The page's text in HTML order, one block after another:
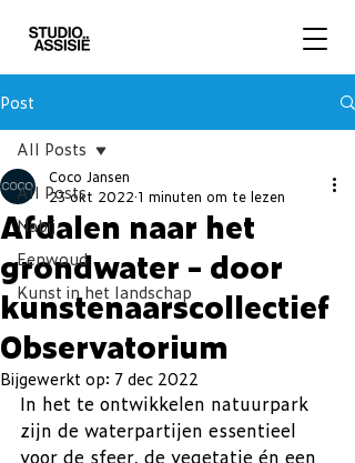
Post
All Posts
Nabij
Eenwoud
Kunst in het landschap
All Posts
Afdalen naar het
grondwater – door
kunstenaarscollectief
Observatorium
Coco Jansen
23 okt 2022 1 minuten om te lezen
Bijgewerkt op: 7 dec 2022
In het te ontwikkelen natuurpark
zijn de waterpartijen essentieel
voor de sfeer, de vegetatie én een